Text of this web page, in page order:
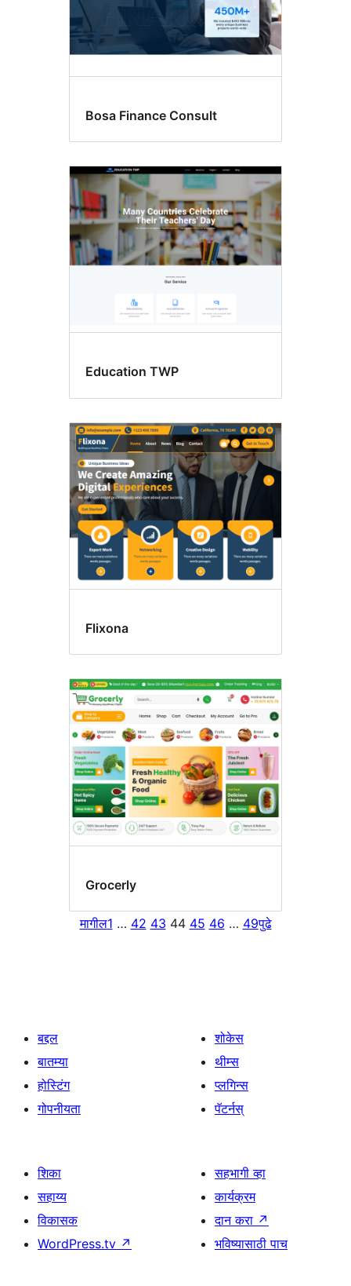
Bosa Finance Consult
Education TWP
Flixona
Grocerly
मागील1 … 42 43 44 45 46 … 49पुढे
बद्दल
बातम्या
होस्टिंग
गोपनीयता
शोकेस
थीम्स
प्लगिन्स
पॅटर्नस्
शिका
सहाय्य
विकासक
WordPress.tv ↗
सहभागी व्हा
कार्यक्रम
दान करा ↗
भविष्यासाठी पाच